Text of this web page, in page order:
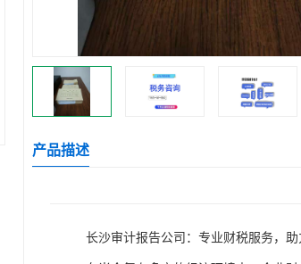
产品描述
长沙审计报告公司：专业财税服务，